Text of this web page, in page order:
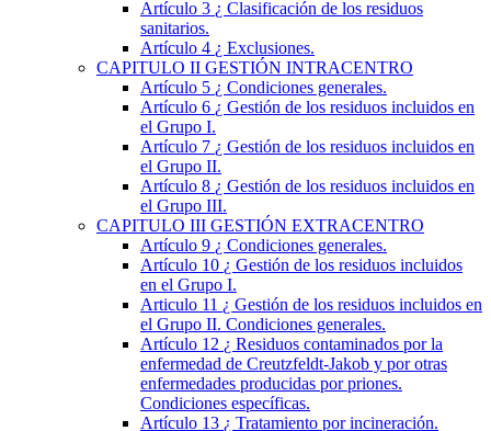
Artículo 3 ¿ Clasificación de los residuos
sanitarios.
Artículo 4 ¿ Exclusiones.
CAPITULO II GESTIÓN INTRACENTRO
Artículo 5 ¿ Condiciones generales.
Artículo 6 ¿ Gestión de los residuos incluidos en
el Grupo I.
Artículo 7 ¿ Gestión de los residuos incluidos en
el Grupo II.
Artículo 8 ¿ Gestión de los residuos incluidos en
el Grupo III.
CAPITULO III GESTIÓN EXTRACENTRO
Artículo 9 ¿ Condiciones generales.
Artículo 10 ¿ Gestión de los residuos incluidos
en el Grupo I.
Articulo 11 ¿ Gestión de los residuos incluidos en
el Grupo II. Condiciones generales.
Artículo 12 ¿ Residuos contaminados por la
enfermedad de Creutzfeldt-Jakob y por otras
enfermedades producidas por priones.
Condiciones específicas.
Artículo 13 ¿ Tratamiento por incineración.